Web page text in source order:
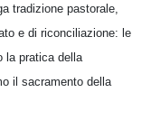
tradizione pastorale,
e di riconciliazione: le
la pratica della
il sacramento della